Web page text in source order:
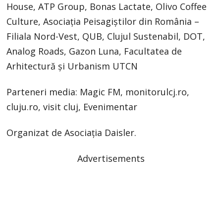
House, ATP Group, Bonas Lactate, Olivo Coffee
Culture, Asociația Peisagiștilor din România –
Filiala Nord-Vest, QUB, Clujul Sustenabil, DOT,
Analog Roads, Gazon Luna, Facultatea de
Arhitectură și Urbanism UTCN
Parteneri media: Magic FM, monitorulcj.ro,
cluju.ro, visit cluj, Evenimentar
Organizat de Asociația Daisler.
Advertisements